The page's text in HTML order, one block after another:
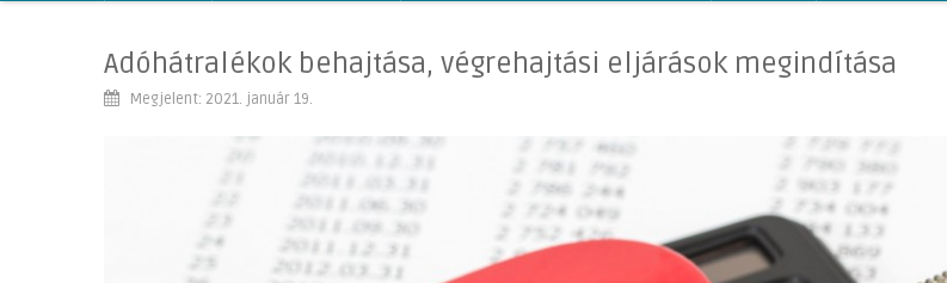
Adóhátralékok behajtása, végrehajtási eljárások megindítása
Megjelent: 2021. január 19.